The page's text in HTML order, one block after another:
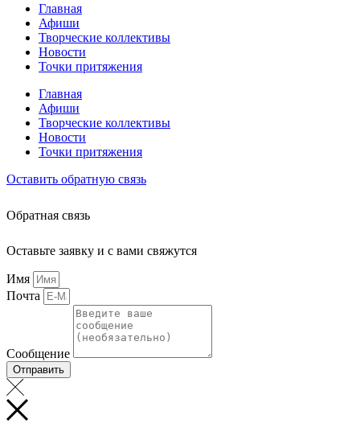
Главная
Афиши
Творческие коллективы
Новости
Точки притяжения
Главная
Афиши
Творческие коллективы
Новости
Точки притяжения
Оставить обратную связь
Обратная связь
Оставьте заявку и с вами свяжутся
Имя
Почта
Сообщение
Отправить